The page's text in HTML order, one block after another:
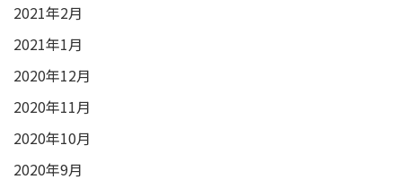
2021年2月
2021年1月
2020年12月
2020年11月
2020年10月
2020年9月